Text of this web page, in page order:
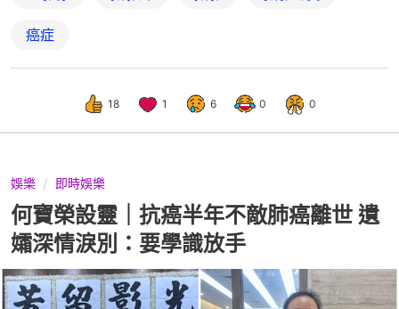
癌症
18 1 6 0 0
娛樂 即時娛樂
何寶榮設靈｜抗癌半年不敵肺癌離世 遺
孀深情淚別：要學識放手